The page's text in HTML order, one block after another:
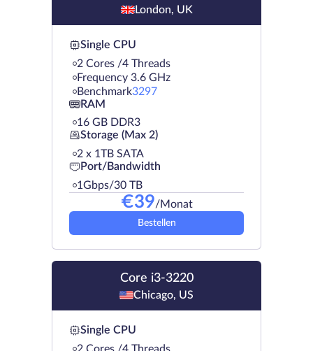
London, UK
Single CPU
2 Cores /4 Threads
Frequency 3.6 GHz
Benchmark3297
RAM
16 GB DDR3
Storage (Max 2)
2 х 1TB SATA
Port/Bandwidth
1Gbps/30 TB
€39/Monat
Bestellen
Core i3-3220
Chicago, US
Single CPU